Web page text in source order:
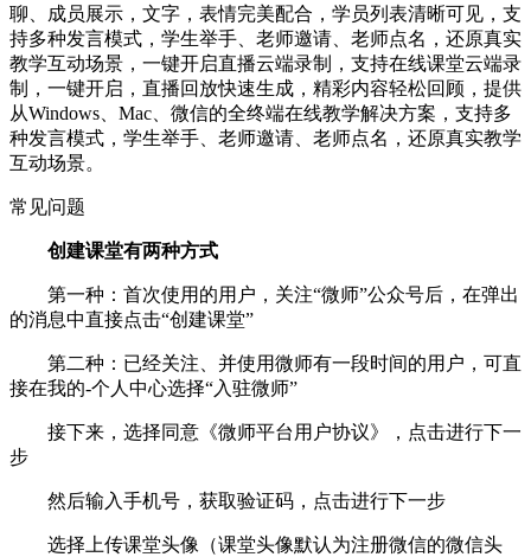
聊、成员展示，文字，表情完美配合，学员列表清晰可见，支
持多种发言模式，学生举手、老师邀请、老师点名，还原真实
教学互动场景，一键开启直播云端录制，支持在线课堂云端录
制，一键开启，直播回放快速生成，精彩内容轻松回顾，提供
从Windows、Mac、微信的全终端在线教学解决方案，支持多
种发言模式，学生举手、老师邀请、老师点名，还原真实教学
互动场景。
常见问题
创建课堂有两种方式
第一种：首次使用的用户，关注“微师”公众号后，在弹出
的消息中直接点击“创建课堂”
第二种：已经关注、并使用微师有一段时间的用户，可直
接在我的-个人中心选择“入驻微师”
接下来，选择同意《微师平台用户协议》，点击进行下一
步
然后输入手机号，获取验证码，点击进行下一步
选择上传课堂头像（课堂头像默认为注册微信的微信头